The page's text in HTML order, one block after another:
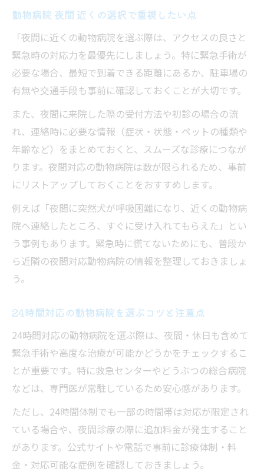
動物病院 夜間 近くの選択で重視したい点
「夜間に近くの動物病院を選ぶ際は、アクセスの良さと
緊急時の対応力を最優先にしましょう。特に緊急手術が
必要な場合、最短で到着できる距離にあるか、駐車場の
有無や交通手段も事前に確認しておくことが大切です。
また、夜間に来院した際の受付方法や初診の場合の流
れ、連絡時に必要な情報（症状・状態・ペットの種類や
年齢など）をまとめておくと、スムーズな診療につなが
ります。夜間対応の動物病院は数が限られるため、事前
にリストアップしておくことをおすすめします。
例えば「夜間に突然犬が呼吸困難になり、近くの動物病
院へ連絡したところ、すぐに受け入れてもらえた」とい
う事例もあります。緊急時に慌てないためにも、普段か
ら近隣の夜間対応動物病院の情報を整理しておきましょ
う。
24時間対応の動物病院を選ぶコツと注意点
24時間対応の動物病院を選ぶ際は、夜間・休日も含めて
緊急手術や高度な治療が可能かどうかをチェックするこ
とが重要です。特に救急センターやどうぶつの総合病院
などは、専門医が常駐しているため安心感があります。
ただし、24時間体制でも一部の時間帯は対応が限定され
ている場合や、夜間診療の際に追加料金が発生すること
があります。公式サイトや電話で事前に診療体制・料
金・対応可能な症例を確認しておきましょう。